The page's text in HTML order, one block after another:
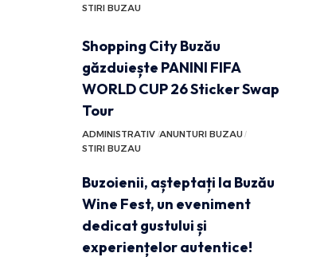
STIRI BUZAU
Shopping City Buzău
găzduiește PANINI FIFA
WORLD CUP 26 Sticker Swap
Tour
ADMINISTRATIV ANUNTURI BUZAU
STIRI BUZAU
Buzoienii, așteptați la Buzău
Wine Fest, un eveniment
dedicat gustului și
experiențelor autentice!